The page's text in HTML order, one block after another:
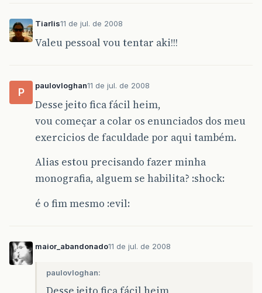
Tiarlis11 de jul. de 2008
Valeu pessoal vou tentar aki!!!
P
paulovloghan11 de jul. de 2008
Desse jeito fica fácil heim,
vou começar a colar os enunciados dos meu
exercicios de faculdade por aqui também.
Alias estou precisando fazer minha
monografia, alguem se habilita? :shock:
é o fim mesmo :evil:
maior_abandonado11 de jul. de 2008
paulovloghan: